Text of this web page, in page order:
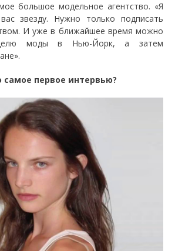
большое модельное агентство. «Я
звезду. Нужно только подписать
И уже в ближайшее время можно
моды в Нью-Йорк, а затем
первое интервью?